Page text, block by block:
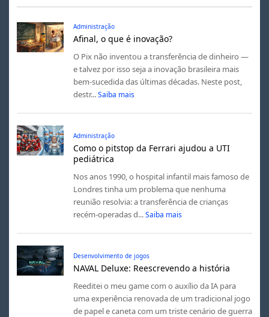
Administração
Afinal, o que é inovação?
O Pix não inventou a transferência de dinheiro —
e talvez por isso seja a inovação brasileira mais
bem-sucedida das últimas décadas. Neste post,
destr... Saiba mais
Administração
Como o pitstop da Ferrari ajudou a UTI
pediátrica
Nos anos 1990, o hospital infantil mais famoso de
Londres tinha um problema que nenhuma
reunião resolvia: a transferência de crianças
recém-operadas d... Saiba mais
Desenvolvimento de jogos
NAVAL Deluxe: Reescrevendo a história
Reeditei o meu game com o auxílio da IA para
uma experiência renovada de um tradicional jogo
de papel e caneta com um triste cenário de guerra